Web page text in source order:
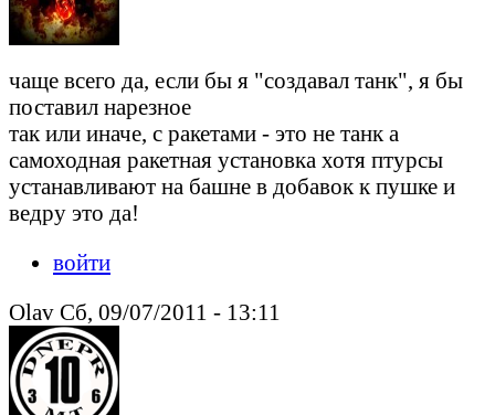
чаще всего да, если бы я "создавал танк", я бы
поставил нарезное
так или иначе, с ракетами - это не танк а
самоходная ракетная установка хотя птурсы
устанавливают на башне в добавок к пушке и
ведру это да!
войти
Olav Сб, 09/07/2011 - 13:11